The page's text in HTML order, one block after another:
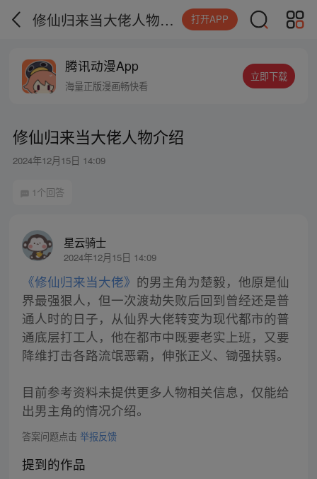
修仙归来当大佬人物介绍 打开APP
腾讯动漫App
海量正版漫画畅快看
立即下载
修仙归来当大佬人物介绍
2024年12月15日 14:09
1个回答
星云骑士
2024年12月15日 14:09
《修仙归来当大佬》 的男主角为楚毅，他原是仙
界最强狠人，但一次渡劫失败后回到曾经还是普
通人时的日子，从仙界大佬转变为现代都市的普
通底层打工人，他在都市中既要老实上班，又要
降维打击各路流氓恶霸，伸张正义、锄强扶弱。
目前参考资料未提供更多人物相关信息，仅能给
出男主角的情况介绍。
答案问题点击 举报反馈
提到的作品